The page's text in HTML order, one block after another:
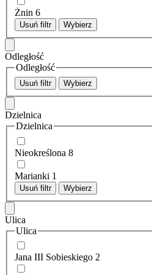
Żnin 6
Usuń filtr Wybierz
Odległość
Odległość
Usuń filtr Wybierz
Dzielnica
Dzielnica
Nieokreślona 8
Marianki 1
Usuń filtr Wybierz
Ulica
Ulica
Jana III Sobieskiego 2